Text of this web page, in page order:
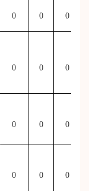
0 0 0
0 0 0
0 0 0
0 0 0